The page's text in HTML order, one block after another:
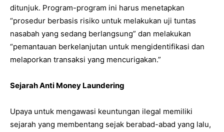
ditunjuk. Program-program ini harus menetapkan
“prosedur berbasis risiko untuk melakukan uji tuntas
nasabah yang sedang berlangsung” dan melakukan
“pemantauan berkelanjutan untuk mengidentifikasi dan
melaporkan transaksi yang mencurigakan.”
Sejarah Anti Money Laundering
Upaya untuk mengawasi keuntungan ilegal memiliki
sejarah yang membentang sejak berabad-abad yang lalu,